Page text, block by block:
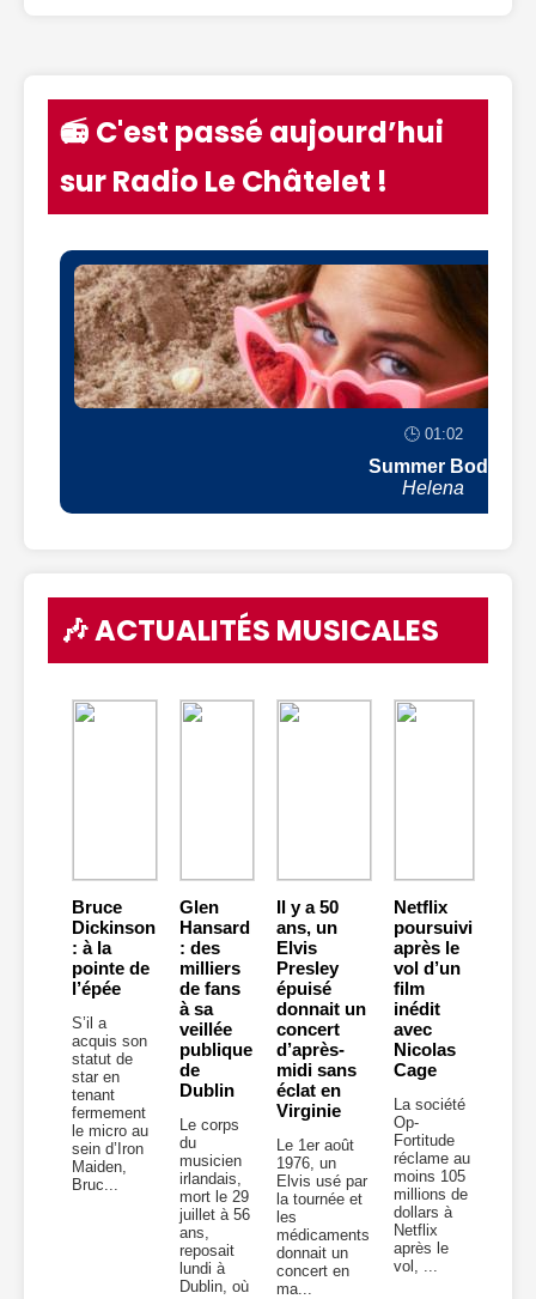
📻 C'est passé aujourd’hui
sur Radio Le Châtelet !
🕒 01:02
Summer Body
Helena
🎶 ACTUALITÉS MUSICALES
Bruce
Dickinson
: à la
pointe de
l’épée
S’il a
acquis son
statut de
star en
tenant
fermement
le micro au
sein d’Iron
Maiden,
Bruc...
Glen
Hansard
: des
milliers
de fans
à sa
veillée
publique
de
Dublin
Le corps
du
musicien
irlandais,
mort le 29
juillet à 56
ans,
reposait
lundi à
Dublin, où
Il y a 50
ans, un
Elvis
Presley
épuisé
donnait un
concert
d’après-
midi sans
éclat en
Virginie
Le 1er août
1976, un
Elvis usé par
la tournée et
les
médicaments
donnait un
concert en
ma...
Netflix
poursuivi
après le
vol d’un
film
inédit
avec
Nicolas
Cage
La société
Op-
Fortitude
réclame au
moins 105
millions de
dollars à
Netflix
après le
vol, ...